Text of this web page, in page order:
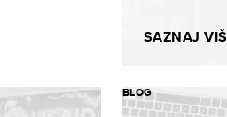
SAZNAJ
BLOG